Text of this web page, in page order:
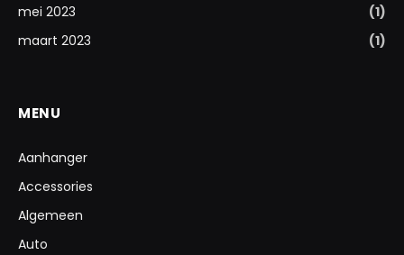
mei 2023
(1)
maart 2023
(1)
MENU
Aanhanger
Accessories
Algemeen
Auto